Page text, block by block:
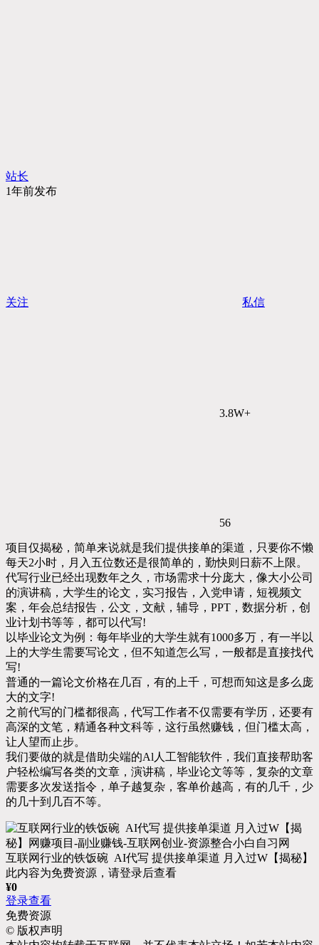
站长
1年前发布
关注 私信
3.8W+
56
项目仅揭秘，简单来说就是我们提供接单的渠道，只要你不懒
每天2小时，月入五位数还是很简单的，勤快则日薪不上限。
代写行业已经出现数年之久，市场需求十分庞大，像大小公司
的演讲稿，大学生的论文，实习报告，入党申请，短视频文
案，年会总结报告，公文，文献，辅导，PPT，数据分析，创
业计划书等等，都可以代写!
以毕业论文为例：每年毕业的大学生就有1000多万，有一半以
上的大学生需要写论文，但不知道怎么写，一般都是直接找代
写!
普通的一篇论文价格在几百，有的上千，可想而知这是多么庞
大的文字!
之前代写的门槛都很高，代写工作者不仅需要有学历，还要有
高深的文笔，精通各种文科等，这行虽然赚钱，但门槛太高，
让人望而止步。
我们要做的就是借助尖端的Al人工智能软件，我们直接帮助客
户轻松编写各类的文章，演讲稿，毕业论文等等，复杂的文章
需要多次发送指令，单子越复杂，客单价越高，有的几千，少
的几十到几百不等。
互联网行业的铁饭碗 AI代写 提供接单渠道 月入过W【揭秘】
此内容为免费资源，请登录后查看
¥0
登录查看
免费资源
© 版权声明